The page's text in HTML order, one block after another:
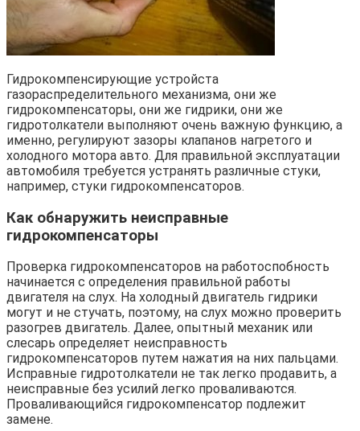
Гидрокомпенсирующие устройста
газораспределительного механизма, они же
гидрокомпенсаторы, они же гидрики, они же
гидротолкатели выполняют очень важную функцию, а
именно, регулируют зазоры клапанов нагретого и
холодного мотора авто. Для правильной эксплуатации
автомобиля требуется устранять различные стуки,
например, стуки гидрокомпенсаторов.
Как обнаружить неисправные
гидрокомпенсаторы
Проверка гидрокомпенсаторов на работоспобность
начинается с определения правильной работы
двигателя на слух. На холодный двигатель гидрики
могут и не стучать, поэтому, на слух можно проверить
разогрев двигатель. Далее, опытный механик или
слесарь определяет неисправность
гидрокомпенсаторов путем нажатия на них пальцами.
Исправные гидротолкатели не так легко продавить, а
неисправные без усилий легко проваливаются.
Проваливающийся гидрокомпенсатор подлежит
замене.